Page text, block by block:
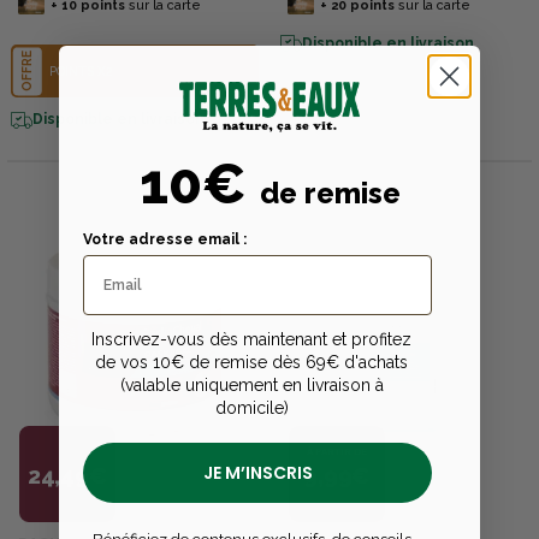
+ 10pointssur la carte
OFFRE POINTS X2
Disponible en livraison
+ 20pointssur la carte
Disponible en livraison
24,49€ 9,99€
10€ de remise
Votre adresse email :
Inscrivez-vous dès maintenant et profitez
de vos 10€ de remise dès 69€ d'achats
(valable uniquement en livraison à
domicile)
JE M’INSCRIS